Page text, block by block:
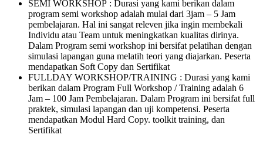
SEMI WORKSHOP : Durasi yang kami berikan dalam
program semi workshop adalah mulai dari 3jam – 5 Jam
pembelajaran. Hal ini sangat releven jika ingin membekali
Individu atau Team untuk meningkatkan kualitas dirinya.
Dalam Program semi workshop ini bersifat pelatihan dengan
simulasi lapangan guna melatih teori yang diajarkan. Peserta
mendapatkan Soft Copy dan Sertifikat
FULLDAY WORKSHOP/TRAINING : Durasi yang kami
berikan dalam Program Full Workshop / Training adalah 6
Jam – 100 Jam Pembelajaran. Dalam Program ini bersifat full
praktek, simulasi lapangan dan uji kompetensi. Peserta
mendapatkan Modul Hard Copy. toolkit training, dan
Sertifikat